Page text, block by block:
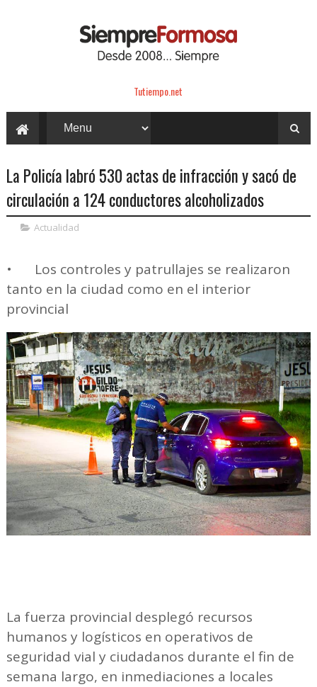
Tutiempo.net
La Policía labró 530 actas de infracción y sacó de
circulación a 124 conductores alcoholizados
Actualidad
•
Los controles y patrullajes se realizaron
tanto en la ciudad como en el interior
provincial
La fuerza provincial desplegó recursos
humanos y logísticos en operativos de
seguridad vial y ciudadanos durante el fin de
semana largo, en inmediaciones a locales